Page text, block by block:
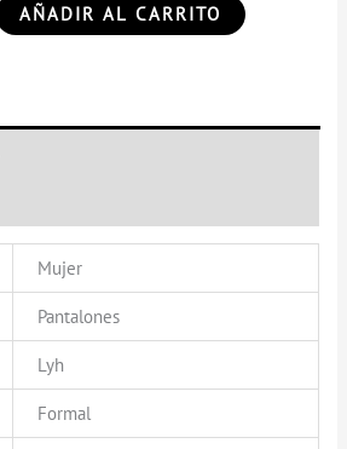
AÑADIR AL CARRITO
Mujer
Pantalones
Lyh
Formal